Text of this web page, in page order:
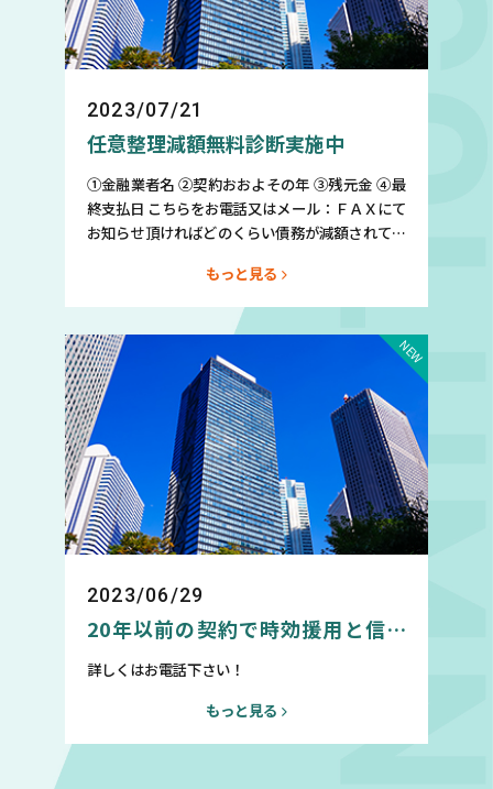
2023/07/21
任意整理減額無料診断実施中
①金融業者名 ②契約おおよその年 ③残元金 ④最
終支払日 こちらをお電話又はメール：ＦＡＸにて
お知らせ頂ければどのくらい債務が減額されて毎
ただきます。そして完済後の信用情報回復予定時
期もお教えいたします。もちろん、秘密厳守なの
でご安心してご連絡お待ちしております。 TEL：
0120-978-695／080-4158-3533（直通ダイヤ
ル） FAX：03-5816-7172mail：
info@mashimo.biz
もっと見る
2023/06/29
20年以前の契約で時効援用と信用
情報回復について
詳しくはお電話下さい！
もっと見る